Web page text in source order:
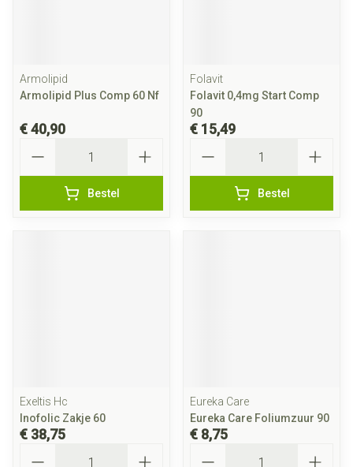
Armolipid
Armolipid Plus Comp 60 Nf
€ 40,90
Bestel
Folavit
Folavit 0,4mg Start Comp
90
€ 15,49
Bestel
Exeltis Hc
Inofolic Zakje 60
€ 38,75
Eureka Care
Eureka Care Foliumzuur 90
€ 8,75